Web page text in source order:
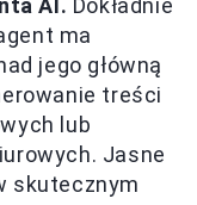
ma
jego główną
treści
lub
Jasne
skutecznym